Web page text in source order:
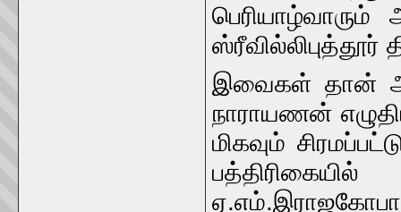
பெரியாழ்வாரும்
ஸ்ரீவில்லிபுத்தூர்
இவைகள் தான்
நாராயணன்
மிகவும்